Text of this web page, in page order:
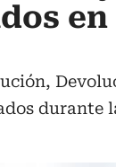
en
durante